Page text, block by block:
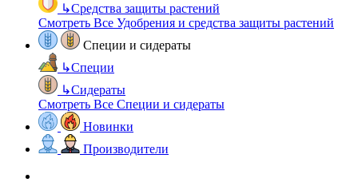
↳Средства защиты растений
Смотреть Все Удобрения и средства защиты растений
Специи и сидераты
↳Специи
↳Сидераты
Смотреть Все Специи и сидераты
Новинки
Производители